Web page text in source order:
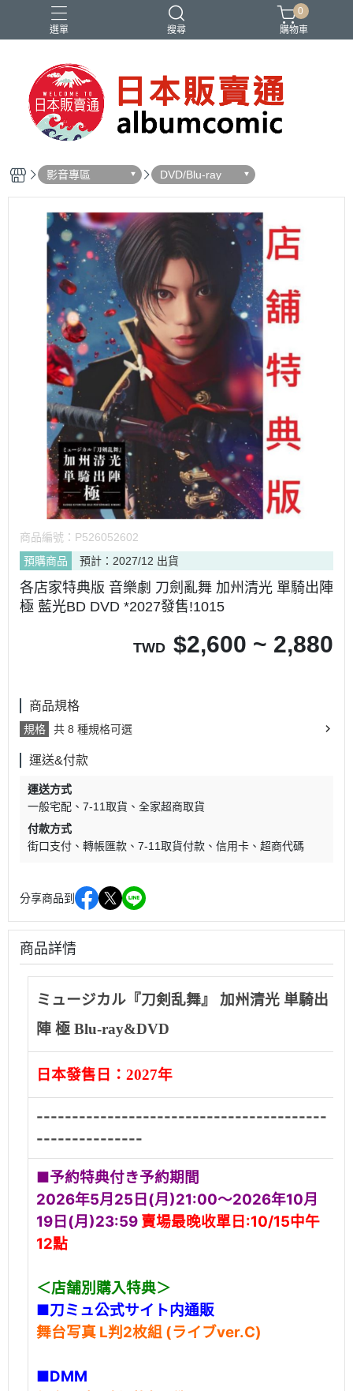
選單 搜尋
Ado IDOLiSH7 バンドリ 刀劍亂舞 妮姬
0
購物車
影音專區 DVD/Blu-ray
商品編號： P526052602
預購商品
預計：2027/12 出貨
各店家特典版 音樂劇 刀劍亂舞 加州清光 單騎出陣
極 藍光BD DVD *2027發售!1015
TWD $2,600 ~ 2,880
商品規格
規格 共 8 種規格可選
運送&付款
運送方式
一般宅配
7-11取貨
全家超商取貨
付款方式
街口支付
轉帳匯款 7-11取貨付款 信用卡 超商代碼
分享商品到
商品詳情
ミュージカル『刀剣乱舞』 加州清光 単騎出
陣 極 Blu-ray&DVD
日本發售日： 2027年
-----------------------------------------
---------------
■予約特典付き予約期間
2026年5月25日(月)21:00〜2026年10月
19日(月)23:59 賣場最晚收單日:10/15中午
12點
＜店舗別購入特典＞
■刀ミュ公式サイト内通販
舞台写真 L判2枚組 (ライブver.C)
■DMM